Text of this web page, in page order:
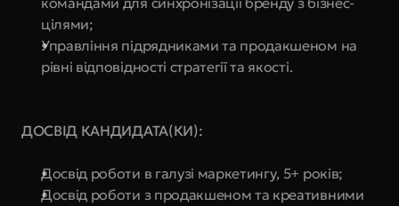
цілями;
Управління підрядниками та продакшеном на
рівні відповідності стратегії та якості.
ДОСВІД КАНДИДАТА(КИ):
Досвід роботи в галузі маркетингу, 5+ років;
Досвід роботи з продакшеном та креативними